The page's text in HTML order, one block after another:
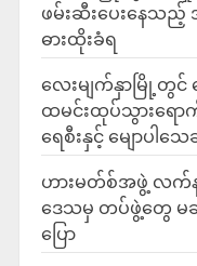
ဖမ်းဆီးပေးနေသည့်
ဓားထိုးခံရ
လေးမျက်နှာမြို့တွင်
ထမင်းထုပ်သွားရေ
ရေစီးနှင့် မျောပါသ
ဟားမတ်စ်အဖွဲ့ လက်
ဒေသမှ တပ်ဖွဲ့တွေ မ
ပြော